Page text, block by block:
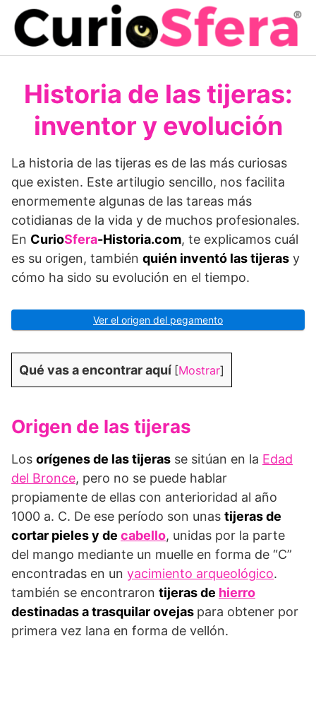
Saltar
contenido
Historia de las tijeras:
inventor y evolución
La historia de las tijeras es de las más curiosas
que existen. Este artilugio sencillo, nos facilita
enormemente algunas de las tareas más
cotidianas de la vida y de muchos profesionales.
En CurioSfera-Historia.com, te explicamos cuál
es su origen, también quién inventó las tijeras y
cómo ha sido su evolución en el tiempo.
Ver el origen del pegamento
Qué vas a encontrar aquí [Mostrar]
Origen de las tijeras
Los orígenes de las tijeras se sitúan en la Edad
del Bronce, pero no se puede hablar
propiamente de ellas con anterioridad al año
1000 a. C. De ese período son unas tijeras de
cortar pieles y de cabello, unidas por la parte
del mango mediante un muelle en forma de “C”
encontradas en un yacimiento arqueológico.
también se encontraron tijeras de hierro
destinadas a trasquilar ovejas para obtener por
primera vez lana en forma de vellón.